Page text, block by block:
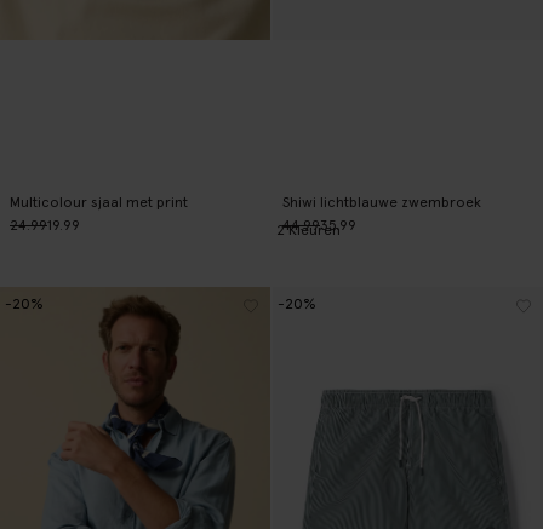
Multicolour sjaal met print
24.9919.99
Shiwi lichtblauwe zwembroek
44.9935.99
2Kleuren
-20% -20%